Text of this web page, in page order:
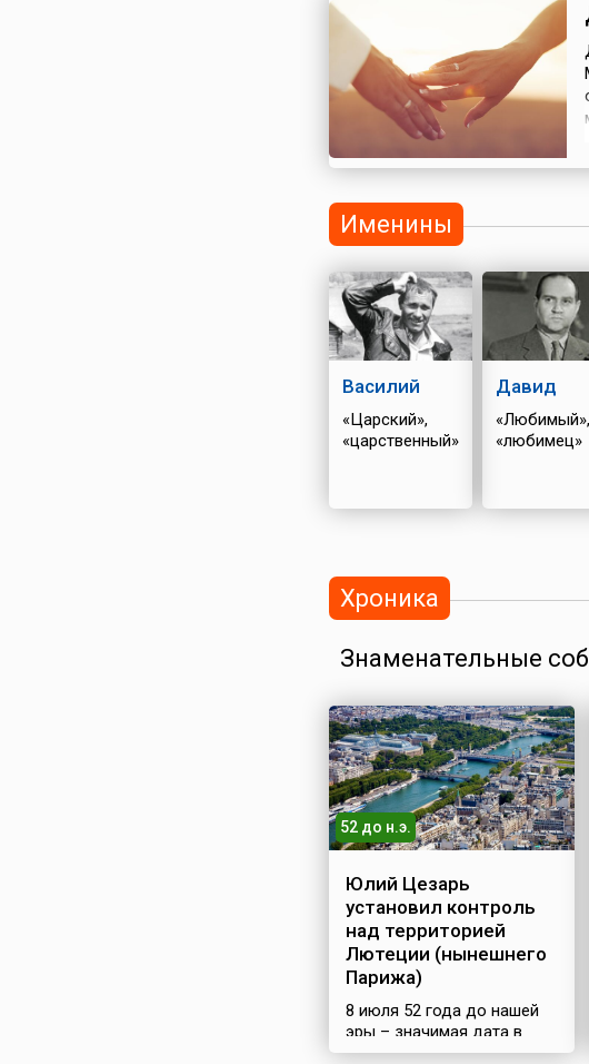
Именины
Василий
«Царский»,
«царственный»
Давид
«Любимый»,
«любимец»
Хроника
Знаменательные
52 до н.э.
Юлий Цезарь
установил контроль
над территорией
Лютеции (нынешнего
Парижа)
8 июля 52 года до нашей
эры – значимая дата в
истории Парижа.